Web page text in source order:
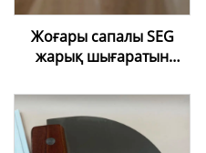
Жоғары сапалы SEG
жарық шығаратын
профилі | Шеңберсіз
силиконды шетті
графикалық көрсету